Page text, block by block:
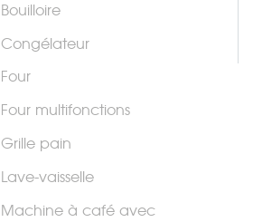
Bouilloire
Congélateur
Four
Four multifonctions
Grille pain
Lave-vaisselle
Machine à café avec